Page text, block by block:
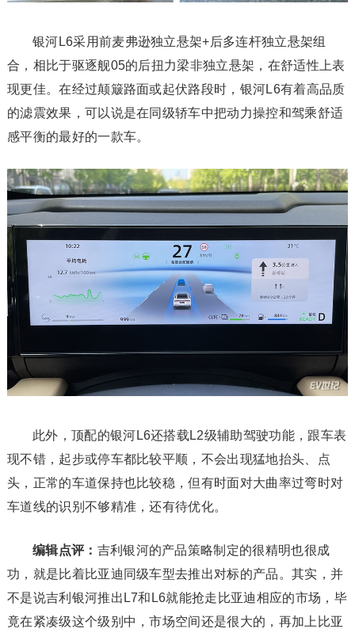
银河L6采用前麦弗逊独立悬架+后多连杆独立悬架组
合，相比于驱逐舰05的后扭力梁非独立悬架，在舒适性上表
现更佳。在经过颠簸路面或起伏路段时，银河L6有着高品质
的滤震效果，可以说是在同级轿车中把动力操控和驾乘舒适
感平衡的最好的一款车。
此外，顶配的银河L6还搭载L2级辅助驾驶功能，跟车表
现不错，起步或停车都比较平顺，不会出现猛地抬头、点
头，正常的车道保持也比较稳，但有时面对大曲率过弯时对
车道线的识别不够精准，还有待优化。
编辑点评： 吉利银河的产品策略制定的很精明也很成
功，就是比着比亚迪同级车型去推出对标的产品。其实，并
不是说吉利银河推出L7和L6就能抢走比亚迪相应的市场，毕
竟在紧凑级这个级别中，市场空间还是很大的，再加上比亚